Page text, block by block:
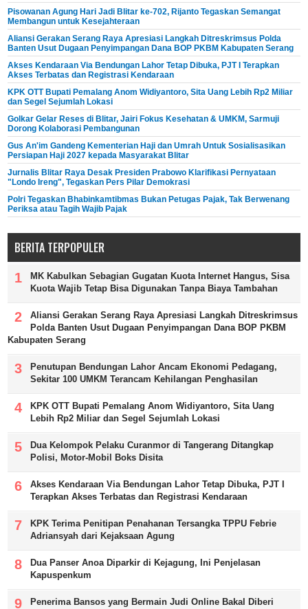
Pisowanan Agung Hari Jadi Blitar ke-702, Rijanto Tegaskan Semangat
Membangun untuk Kesejahteraan
Aliansi Gerakan Serang Raya Apresiasi Langkah Ditreskrimsus Polda
Banten Usut Dugaan Penyimpangan Dana BOP PKBM Kabupaten Serang
Akses Kendaraan Via Bendungan Lahor Tetap Dibuka, PJT I Terapkan
Akses Terbatas dan Registrasi Kendaraan
KPK OTT Bupati Pemalang Anom Widiyantoro, Sita Uang Lebih Rp2 Miliar
dan Segel Sejumlah Lokasi
Golkar Gelar Reses di Blitar, Jairi Fokus Kesehatan & UMKM, Sarmuji
Dorong Kolaborasi Pembangunan
Gus An'im Gandeng Kementerian Haji dan Umrah Untuk Sosialisasikan
Persiapan Haji 2027 kepada Masyarakat Blitar
Jurnalis Blitar Raya Desak Presiden Prabowo Klarifikasi Pernyataan
"Londo Ireng", Tegaskan Pers Pilar Demokrasi
Polri Tegaskan Bhabinkamtibmas Bukan Petugas Pajak, Tak Berwenang
Periksa atau Tagih Wajib Pajak
BERITA TERPOPULER
MK Kabulkan Sebagian Gugatan Kuota Internet Hangus, Sisa
Kuota Wajib Tetap Bisa Digunakan Tanpa Biaya Tambahan
Aliansi Gerakan Serang Raya Apresiasi Langkah Ditreskrimsus
Polda Banten Usut Dugaan Penyimpangan Dana BOP PKBM
Kabupaten Serang
Penutupan Bendungan Lahor Ancam Ekonomi Pedagang,
Sekitar 100 UMKM Terancam Kehilangan Penghasilan
KPK OTT Bupati Pemalang Anom Widiyantoro, Sita Uang
Lebih Rp2 Miliar dan Segel Sejumlah Lokasi
Dua Kelompok Pelaku Curanmor di Tangerang Ditangkap
Polisi, Motor-Mobil Boks Disita
Akses Kendaraan Via Bendungan Lahor Tetap Dibuka, PJT I
Terapkan Akses Terbatas dan Registrasi Kendaraan
KPK Terima Penitipan Penahanan Tersangka TPPU Febrie
Adriansyah dari Kejaksaan Agung
Dua Panser Anoa Diparkir di Kejagung, Ini Penjelasan
Kapuspenkum
Penerima Bansos yang Bermain Judi Online Bakal Diberi